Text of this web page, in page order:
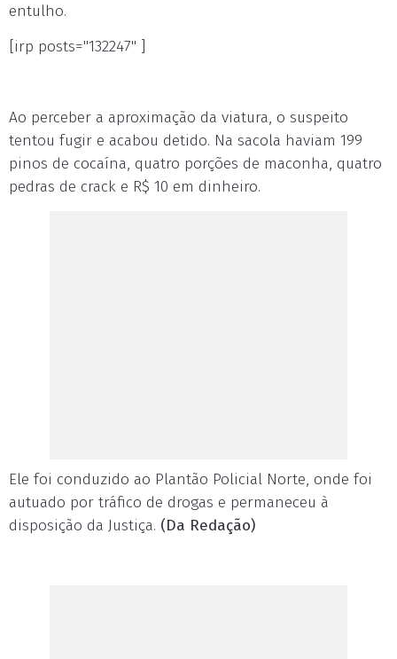
entulho.
[irp posts="132247" ]
Ao perceber a aproximação da viatura, o suspeito
tentou fugir e acabou detido. Na sacola haviam 199
pinos de cocaína, quatro porções de maconha, quatro
pedras de crack e R$ 10 em dinheiro.
Ele foi conduzido ao Plantão Policial Norte, onde foi
autuado por tráfico de drogas e permaneceu à
disposição da Justiça. (Da Redação)